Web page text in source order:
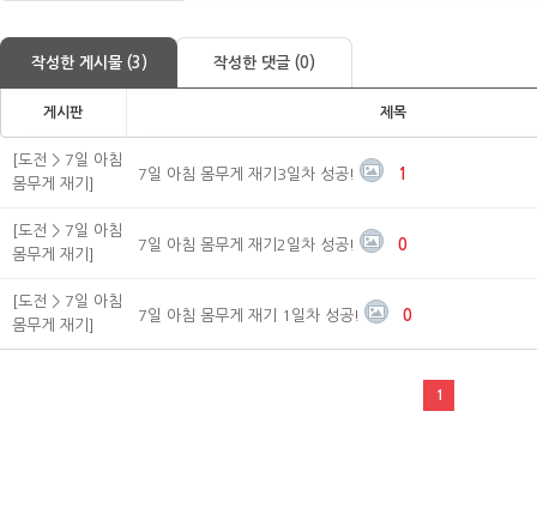
작성한 게시물 (3) 작성한 댓글 (0)
게시판 제목
[도전 > 7일 아침
몸무게 재기]
7일 아침 몸무게 재기3일차 성공! 1
[도전 > 7일 아침
몸무게 재기]
7일 아침 몸무게 재기2일차 성공! 0
[도전 > 7일 아침
몸무게 재기]
7일 아침 몸무게 재기 1일차 성공! 0
1